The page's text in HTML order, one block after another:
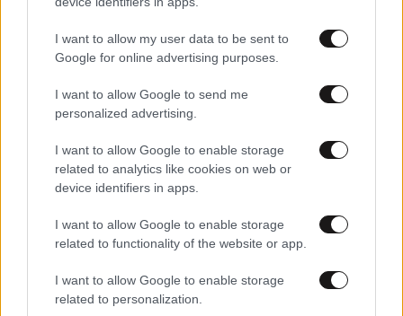
I want to allow my user data to be sent to
Google for online advertising purposes.
I want to allow Google to send me
personalized advertising.
I want to allow Google to enable storage
related to analytics like cookies on web or
device identifiers in apps.
I want to allow Google to enable storage
related to functionality of the website or app.
I want to allow Google to enable storage
related to personalization.
Η Βουλή θα «υιοθετήσει» το ανήλικο παιδί του 53χρονου
λιμενικού – Λίγο πριν παρασυρθεί, είχε σώσει μικρό